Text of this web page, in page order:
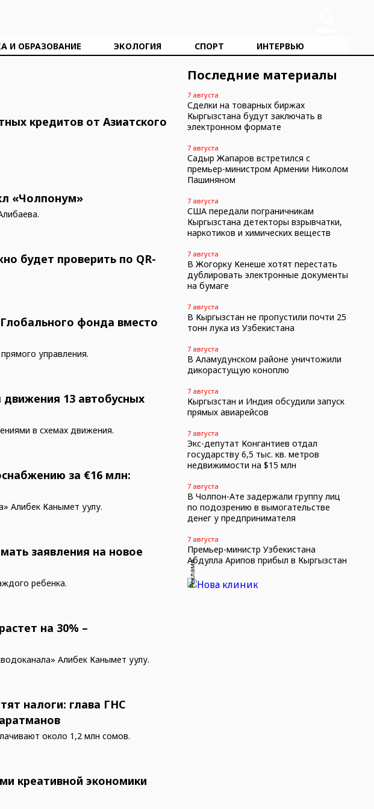
И ОБРАЗОВАНИЕ ЭКОЛОГИЯ СПОРТ ИНТЕРВЬЮ
кредитов от Азиатского
«Чолпонум»
будет проверить по QR-
фонда вместо
управления.
13 автобусных
в схемах движения.
за €16 млн:
Алибек Канымет уулу.
заявления на новое
ребенка.
на 30% –
Алибек Канымет уулу.
налоги: глава ГНС
около 1,2 млн сомов.
креативной экономики
Последние материалы
7 августа
Сделки на товарных биржах
Кыргызстана будут заключать в
электронном формате
7 августа
Садыр Жапаров встретился с
премьер-министром Армении Николом
Пашиняном
7 августа
США передали пограничникам
Кыргызстана детекторы взрывчатки,
наркотиков и химических веществ
7 августа
В Жогорку Кенеше хотят перестать
дублировать электронные документы
на бумаге
7 августа
В Кыргызстан не пропустили почти 25
тонн лука из Узбекистана
7 августа
В Аламудунском районе уничтожили
дикорастущую коноплю
7 августа
Кыргызстан и Индия обсудили запуск
прямых авиарейсов
7 августа
Экс-депутат Конгантиев отдал
государству 6,5 тыс. кв. метров
недвижимости на $15 млн
7 августа
В Чолпон-Ате задержали группу лиц
по подозрению в вымогательстве
денег у предпринимателя
7 августа
Премьер-министр Узбекистана
Абдулла Арипов прибыл в Кыргызстан
Реклама